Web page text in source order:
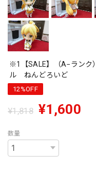
※1【SALE】（A−ランク
ル ねんどろいど
12%OFF
¥1,818 ¥1,600
数量